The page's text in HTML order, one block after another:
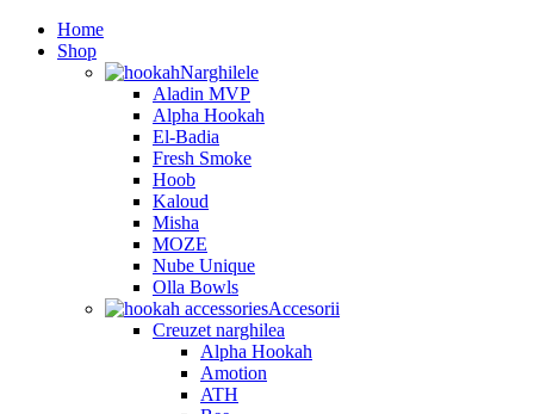
Home
Shop
Narghilele
Aladin MVP
Alpha Hookah
El-Badia
Fresh Smoke
Hoob
Kaloud
Misha
MOZE
Nube Unique
Olla Bowls
Accesorii
Creuzet narghilea
Alpha Hookah
Amotion
ATH